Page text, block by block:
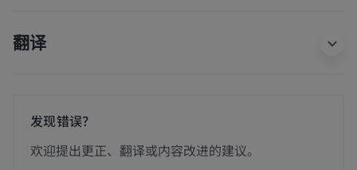
翻译
发现错误？
欢迎提出更正、翻译或内容改进的建议。